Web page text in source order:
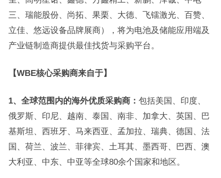
三、瑞能股份、尚拓、果栗、大德、飞镭激光、百赞、
立佳、悠远设备品牌展商），将为电池及储能应用端及
产业链制造商提供最佳找货与采购平台。
【WBE核心采购商来自于】
1、全球范围内的海外优质采购商： 包括美国、印度、
俄罗斯、印尼、越南、泰国、南非、加拿大、英国、巴
基斯坦、西班牙、马来西亚、孟加拉、瑞典、德国、法
国、荷兰、波兰、菲律宾、土耳其、墨西哥、巴西、澳
大利亚、中东、中亚等全球80余个国家和地区。